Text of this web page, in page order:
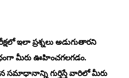
ఇలా ప్రశ్నలు అడుగుతారని
మీరు ఊహించగలగడం.
సమాధానాన్ని గుర్తిస్తే వారిలో మీరు